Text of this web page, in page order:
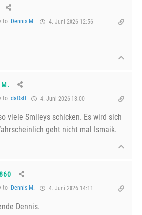
to Dennis M. 4. Juni 2026 12:56
M.
to daOstl 4. Juni 2026 13:00
viele Smileys schicken. Es wird sich
geht nicht mal Ismaik.
to Dennis M. 4. Juni 2026 14:11
Dennis.